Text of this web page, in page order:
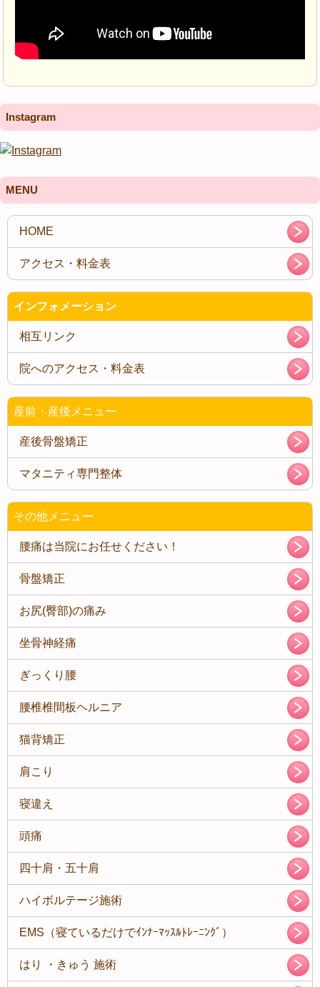
Instagram
MENU
インフォメーション
相互リンク
院へのアクセス・料金表
産前・産後メニュー
産後骨盤矯正
マタニティ専門整体
その他メニュー
腰痛は当院にお任せください！
骨盤矯正
お尻(臀部)の痛み
坐骨神経痛
ぎっくり腰
腰椎椎間板ヘルニア
猫背矯正
肩こり
寝違え
頭痛
四十肩・五十肩
ハイボルテージ施術
EMS（寝ているだけでｲﾝﾅｰﾏｯｽﾙﾄﾚｰﾆﾝｸﾞ）
はり ・きゅう 施術